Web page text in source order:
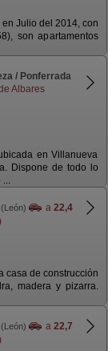
Julio del 2014, con
son apartamentos
/ Ponferrada
Albares
en Villanueva
Dispone de todo lo
...
(León) a 22,4
casa de construcción
madera y pizarra.
(León) a 22,7